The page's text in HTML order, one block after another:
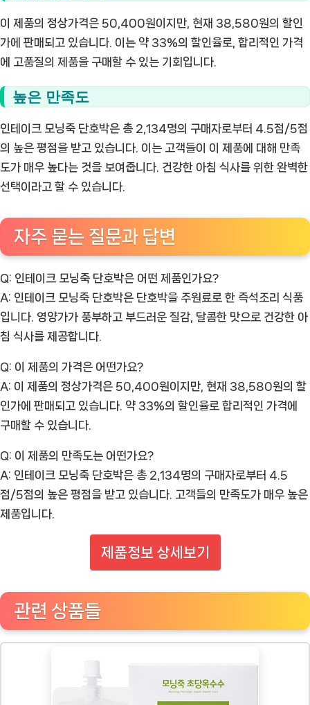
이 제품의 정상가격은 50,400원이지만, 현재 38,580원의 할인
가에 판매되고 있습니다. 이는 약 33%의 할인율로, 합리적인 가격
에 고품질의 제품을 구매할 수 있는 기회입니다.
높은 만족도
인테이크 모닝죽 단호박은 총 2,134명의 구매자로부터 4.5점/5점
의 높은 평점을 받고 있습니다. 이는 고객들이 이 제품에 대해 만족
도가 매우 높다는 것을 보여줍니다. 건강한 아침 식사를 위한 완벽한
선택이라고 할 수 있습니다.
자주 묻는 질문과 답변
Q: 인테이크 모닝죽 단호박은 어떤 제품인가요?
A: 인테이크 모닝죽 단호박은 단호박을 주원료로 한 즉석조리 식품
입니다. 영양가가 풍부하고 부드러운 질감, 달콤한 맛으로 건강한 아
침 식사를 제공합니다.
Q: 이 제품의 가격은 어떤가요?
A: 이 제품의 정상가격은 50,400원이지만, 현재 38,580원의 할
인가에 판매되고 있습니다. 약 33%의 할인율로 합리적인 가격에
구매할 수 있습니다.
Q: 이 제품의 만족도는 어떤가요?
A: 인테이크 모닝죽 단호박은 총 2,134명의 구매자로부터 4.5
점/5점의 높은 평점을 받고 있습니다. 고객들의 만족도가 매우 높은
제품입니다.
제품정보 상세보기
관련 상품들